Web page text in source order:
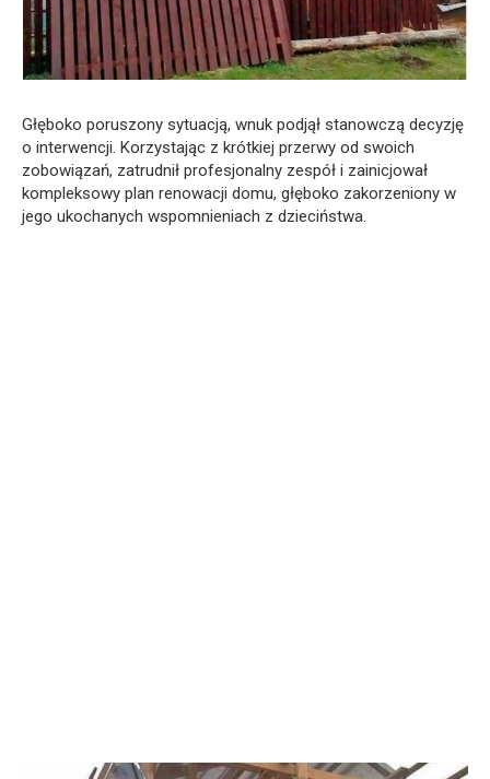
Głęboko poruszony sytuacją, wnuk podjął stanowczą decyzję
o interwencji. Korzystając z krótkiej przerwy od swoich
zobowiązań, zatrudnił profesjonalny zespół i zainicjował
kompleksowy plan renowacji domu, głęboko zakorzeniony w
jego ukochanych wspomnieniach z dzieciństwa.